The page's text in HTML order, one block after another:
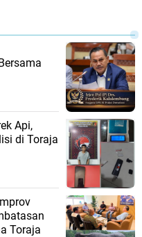
Api,
di Toraja
Toraja